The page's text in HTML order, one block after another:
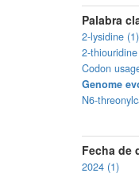
Palabra
2-lysidine (1)
2-
Codon
Genome
N6-
Fecha de
2024 (1)